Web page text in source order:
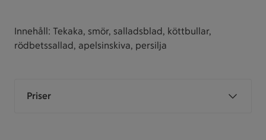
Innehåll: Tekaka, smör, salladsblad, köttbullar,
rödbetssallad, apelsinskiva, persilja
Priser